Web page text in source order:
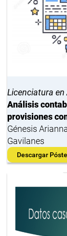
Licenciatura en
Análisis
provisiones
Génesis
Gavilanes
Descargar